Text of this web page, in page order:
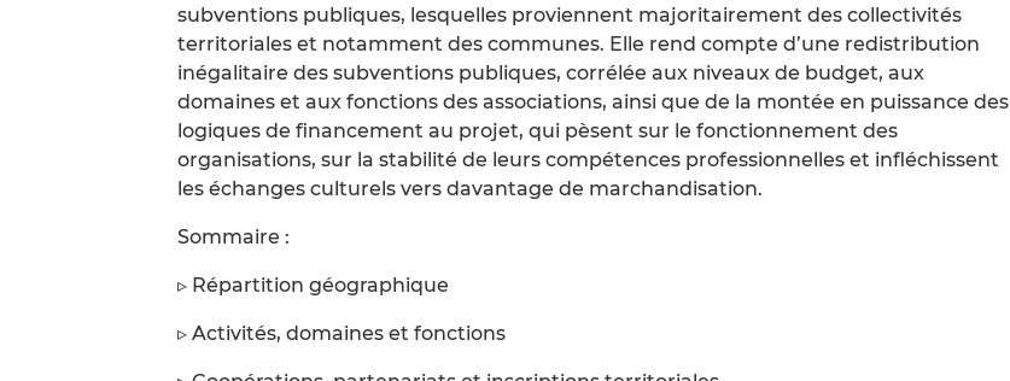
subventions publiques, lesquelles proviennent majoritairement des collectivités
territoriales et notamment des communes. Elle rend compte d’une redistribution
inégalitaire des subventions publiques, corrélée aux niveaux de budget, aux
domaines et aux fonctions des associations, ainsi que de la montée en puissance des
logiques de financement au projet, qui pèsent sur le fonctionnement des
organisations, sur la stabilité de leurs compétences professionnelles et infléchissent
les échanges culturels vers davantage de marchandisation.
Sommaire :
▹ Répartition géographique
▹ Activités, domaines et fonctions